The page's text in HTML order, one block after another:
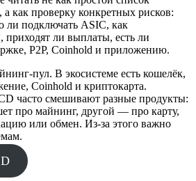
как проверку конкретных рисков:
ли подключать ASIC, как
приходят ли выплаты, есть ли
P2P, Coinhold и приложению.
пул. В экосистеме есть кошелёк,
Coinhold и криптокарта.
часто смешивают разные продукты:
про майнинг, другой — про карту,
или обмен. Из-за этого важно